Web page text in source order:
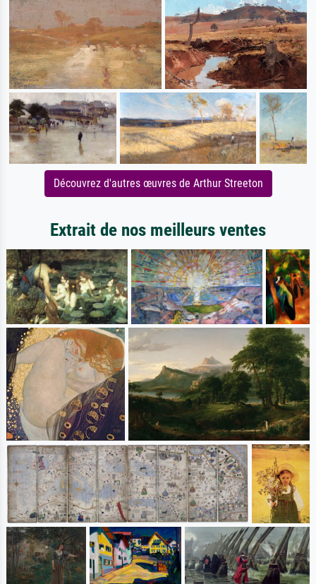
Découvrez d'autres œuvres de Arthur Streeton
Extrait de nos meilleurs ventes